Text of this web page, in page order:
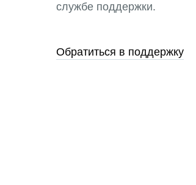
службе поддержки.
Обратиться в поддержку